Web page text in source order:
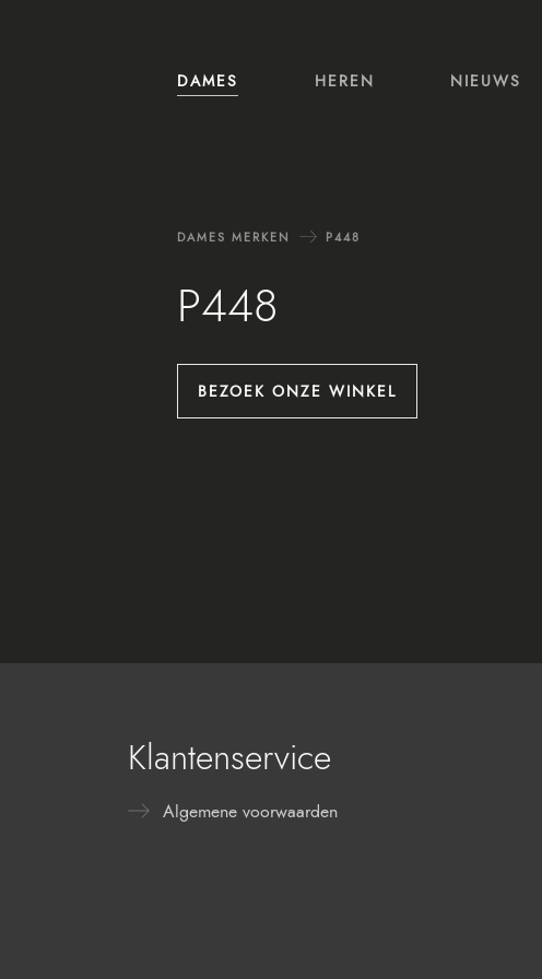
DAMES (CURRENT)HEREN NIEUWS
DAMES MERKEN P448
P448
BEZOEK ONZE WINKEL
Klantenservice
Algemene voorwaarden